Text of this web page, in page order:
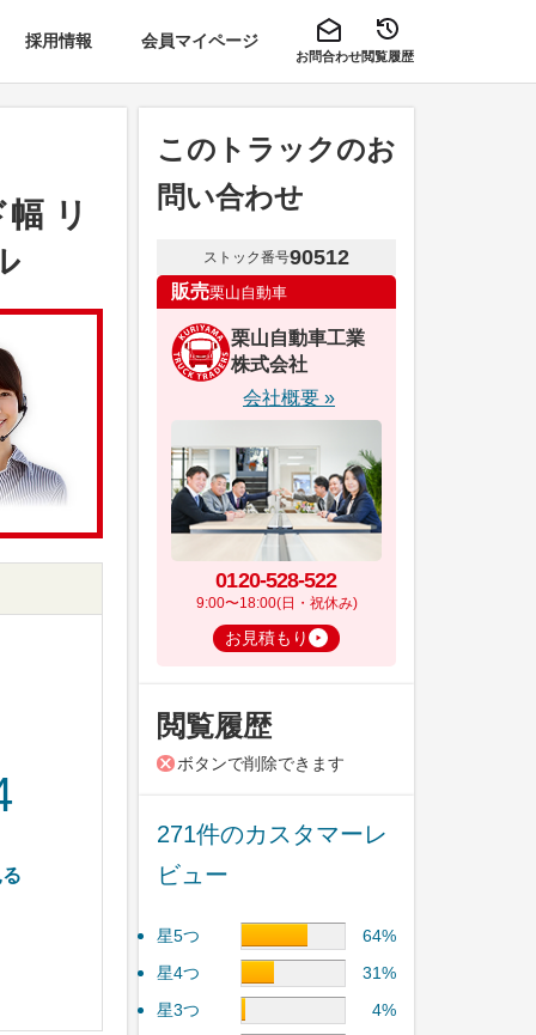
採用情報 会員マイページ
お問合わせ閲覧履歴
リ
このトラックのお
問い合わせ
ストック番号90512
販売栗山自動車
栗山自動車工業
株式会社
会社概要 »
0120-528-522
9:00〜18:00(日・祝休み)
お見積もり
閲覧履歴
ボタンで削除できます
271件のカスタマーレ
ビュー
星5つ
64%
星4つ
31%
星3つ
4%